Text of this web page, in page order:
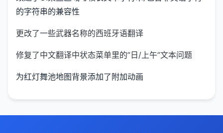
的字符串的兼容性
更改了一些武器名称的西班牙语翻译
修复了中文翻译中状态菜单里的”日/上午”文本问题
为红灯舞池地图背景添加了附加动画